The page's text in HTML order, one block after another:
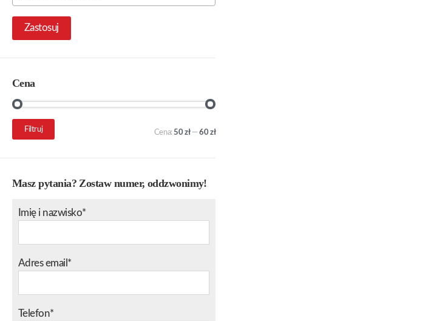
Zastosuj
Cena
Cena
min.
Cena
maks.
Filtruj Cena:50 zł—60 zł
Masz pytania? Zostaw numer, oddzwonimy!
Imię i nazwisko*
Adres email*
Telefon*